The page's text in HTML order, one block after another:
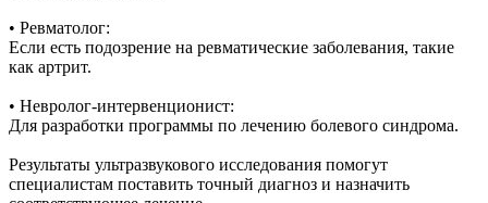
• Ревматолог:
Если есть подозрение на ревматические заболевания, такие
как артрит.
• Невролог-интервенционист:
Для разработки программы по лечению болевого синдрома.
Результаты ультразвукового исследования помогут
специалистам поставить точный диагноз и назначить